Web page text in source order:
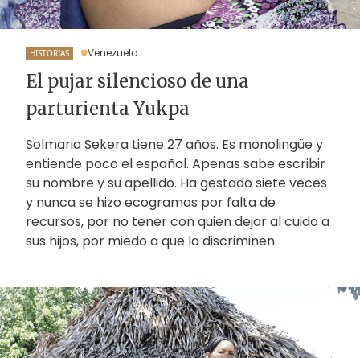
HISTORIAS Venezuela
El pujar silencioso de una
parturienta Yukpa
Solmaria Sekera tiene 27 años. Es monolingüe y
entiende poco el español. Apenas sabe escribir
su nombre y su apellido. Ha gestado siete veces
y nunca se hizo ecogramas por falta de
recursos, por no tener con quien dejar al cuido a
sus hijos, por miedo a que la discriminen.